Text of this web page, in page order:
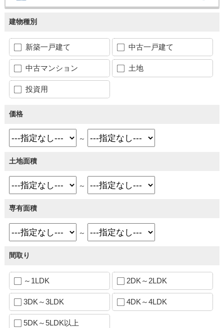
建物種別
新築一戸建て 中古一戸建て
中古マンション 土地
投資用
価格
～
土地面積
～
専有面積
～
間取り
～1LDK 2DK～2LDK
3DK～3LDK 4DK～4LDK
5DK～5LDK以上